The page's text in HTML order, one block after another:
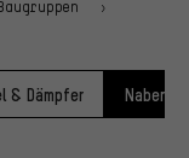
& Dämpfer Naben